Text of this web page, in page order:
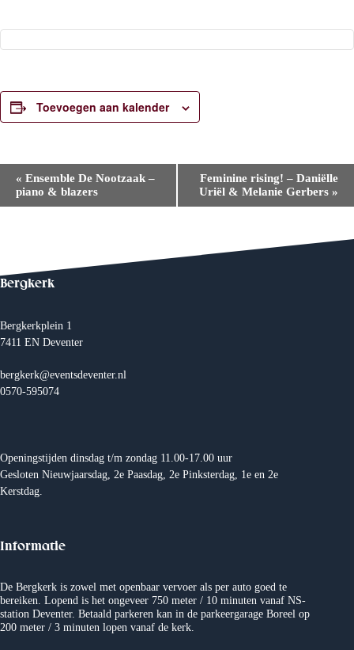
Toevoegen aan kalender
n
t
N
i
g
t
i
e
« Ensemble De Nootzaak –
piano & blazers
Feminine rising! – Daniëlle
Uriël & Melanie Gerbers »
Bergkerk
Bergkerkplein 1
7411 EN Deventer
bergkerk@eventsdeventer.nl
0570-595074
Openingstijden dinsdag t/m zondag 11.00-17.00 uur
Gesloten Nieuwjaarsdag, 2e Paasdag, 2e Pinksterdag, 1e en 2e
Kerstdag.
Informatie
De Bergkerk is zowel met openbaar vervoer als per auto goed te
bereiken. Lopend is het ongeveer 750 meter / 10 minuten vanaf NS-
station Deventer. Betaald parkeren kan in de parkeergarage Boreel op
200 meter / 3 minuten lopen vanaf de kerk.